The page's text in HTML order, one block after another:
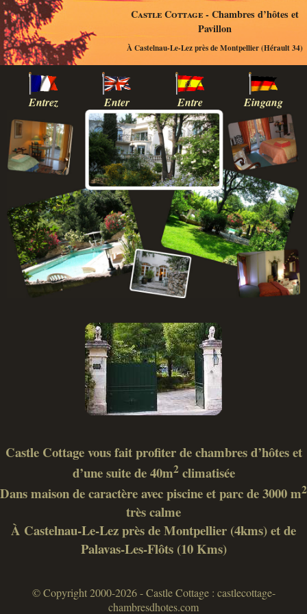
Castle Cottage- Chambres d’hôtes et
Pavillon
À Castelnau-Le-Lez près de Montpellier (Hérault 34)
Entrez Enter Entre Eingang
Castle Cottage vous fait profiter de chambres d’hôtes et
d’une suite de 40m2climatisée
Dans maison de caractère avec piscine et parc de 3000 m2
très calme
À Castelnau-Le-Lez près de Montpellier (4kms) et de
Palavas-Les-Flôts (10 Kms)
© Copyright 2000-2026 - Castle Cottage : castlecottage-
chambresdhotes.com